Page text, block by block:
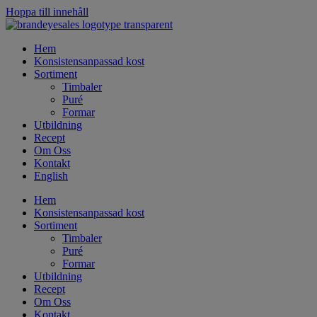
Hoppa till innehåll
Hem
Konsistensanpassad kost
Sortiment
Timbaler
Puré
Formar
Utbildning
Recept
Om Oss
Kontakt
English
Hem
Konsistensanpassad kost
Sortiment
Timbaler
Puré
Formar
Utbildning
Recept
Om Oss
Kontakt